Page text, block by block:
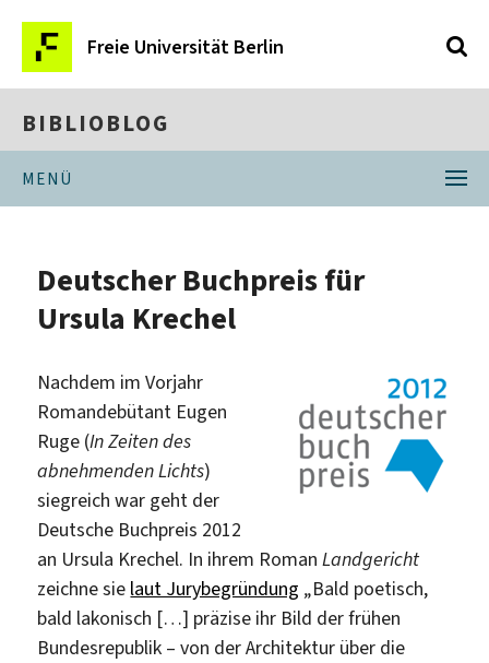
Freie Universität Berlin
BIBLIOBLOG
MENÜ
Deutscher Buchpreis für
Ursula Krechel
Nachdem im Vorjahr
Romandebütant Eugen
Ruge (In Zeiten des
abnehmenden Lichts)
siegreich war geht der
Deutsche Buchpreis 2012
an Ursula Krechel. In ihrem RomanLandgericht
zeichne sie laut Jurybegründung „Bald poetisch,
bald lakonisch […] präzise ihr Bild der frühen
Bundesrepublik – von der Architektur über die